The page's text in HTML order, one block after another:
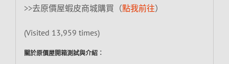
>>去原價屋蝦皮商城購買（點我前往）
(Visited 13,959 times)
關於原價屋開箱測試與介紹︰